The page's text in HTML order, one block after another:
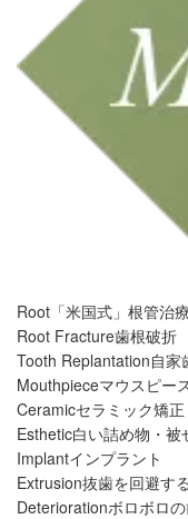
Root「米国式」根管治療
Root Fracture歯根破折
Tooth Replantation 自家
Mouthpieceマウスピー
Ceramicセラミック矯正
Esthetic白い詰め物・被
Implantインプラント
Extrusion抜歯を回避す
Deteriorationボロボロ